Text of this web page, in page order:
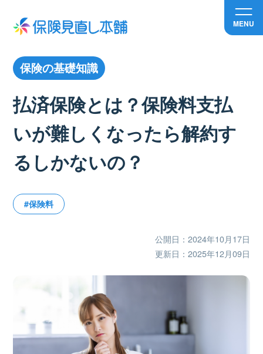
MENU
保険の基礎知識
払済保険とは？保険料支払
いが難しくなったら解約す
るしかないの？
#保険料
公開日：2024年10月17日
更新日：2025年12月09日